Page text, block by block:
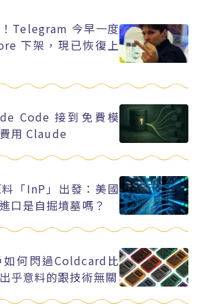
Telegram 今早一度
下架，現已恢復上
Code 接到免費模
用 Claude
「InP」出發：美國
口是自掘墳墓嗎？
如何閃過Coldcard比
乎意料的跟技術無關